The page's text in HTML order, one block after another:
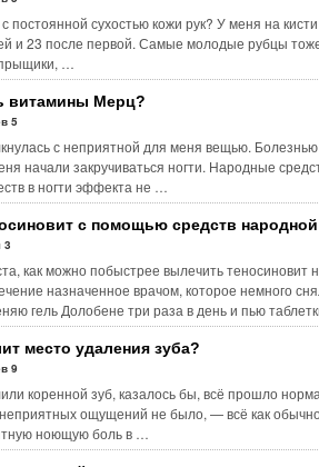
постоянной сухостью кожи рук? У меня на
и 23 после первой. Самые молодые рубцы
…
витамины Мерц?
5
с неприятной для меня вещью.
начали закручиваться ногти. Народные
в ногти эффекта не …
с помощью средств
3
как можно побыстрее вылечить теносиновит
назначенное врачом, которое немного
гель Долобене три раза в день и пью
место удаления зуба?
9
коренной зуб, казалось бы, всё прошло
ощущений не было, — всё как
ноющую боль в …